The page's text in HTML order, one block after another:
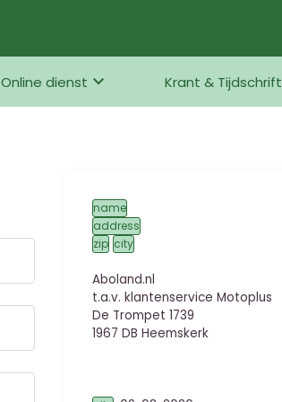
Online dienst Krant & Tijdschrift
name
address
zip city
Aboland.nl
t.a.v. klantenservice Motoplus
De Trompet 1739
1967 DB Heemskerk